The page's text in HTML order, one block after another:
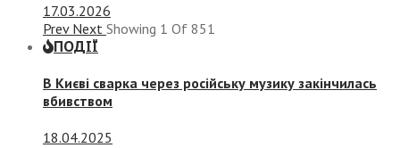
17.03.2026
Prev Next Showing 1 Of 851
ПОДІЇ
В Києві сварка через російську музику закінчилась
вбивством
18.04.2025